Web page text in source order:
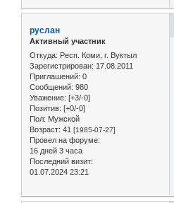
руслан
Активный участник
Откуда: Респ. Коми, г. Вуктыл
Зарегистрирован: 17.08.2011
Приглашений: 0
Сообщений: 980
Уважение: [+3/-0]
Позитив: [+0/-0]
Пол: Мужской
Возраст: 41 [1985-07-27]
Провел на форуме:
16 дней 3 часа
Последний визит:
01.07.2024 23:21